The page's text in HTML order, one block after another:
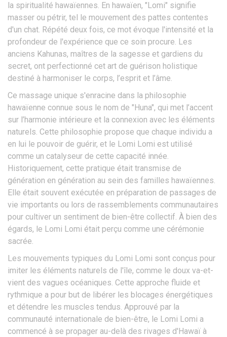
la spiritualité hawaïennes. En hawaïen, "Lomi" signifie
masser ou pétrir, tel le mouvement des pattes contentes
d'un chat. Répété deux fois, ce mot évoque l'intensité et la
profondeur de l'expérience que ce soin procure. Les
anciens Kahunas, maîtres de la sagesse et gardiens du
secret, ont perfectionné cet art de guérison holistique
destiné à harmoniser le corps, l’esprit et l’âme.
Ce massage unique s'enracine dans la philosophie
hawaïenne connue sous le nom de "Huna", qui met l’accent
sur l’harmonie intérieure et la connexion avec les éléments
naturels. Cette philosophie propose que chaque individu a
en lui le pouvoir de guérir, et le Lomi Lomi est utilisé
comme un catalyseur de cette capacité innée.
Historiquement, cette pratique était transmise de
génération en génération au sein des familles hawaïennes.
Elle était souvent exécutée en préparation de passages de
vie importants ou lors de rassemblements communautaires
pour cultiver un sentiment de bien-être collectif. À bien des
égards, le Lomi Lomi était perçu comme une cérémonie
sacrée.
Les mouvements typiques du Lomi Lomi sont conçus pour
imiter les éléments naturels de l'île, comme le doux va-et-
vient des vagues océaniques. Cette approche fluide et
rythmique a pour but de libérer les blocages énergétiques
et détendre les muscles tendus. Approuvé par la
communauté internationale de bien-être, le Lomi Lomi a
commencé à se propager au-delà des rivages d'Hawaï à